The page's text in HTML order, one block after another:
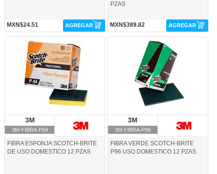
MXN$24.51 AGREGAR
PZAS
MXN$389.82 AGREGAR
3M-FIBRA-P94-3M
3M
3M-FIBRA-P94
FIBRA ESPONJA SCOTCH-BRITE
DE USO DOMESTICO 12 PZAS
3M-FIBRA-P96-3M
3M
3M-FIBRA-P96
FIBRA VERDE SCOTCH-BRITE
P96 USO DOMESTICO 12 PZAS